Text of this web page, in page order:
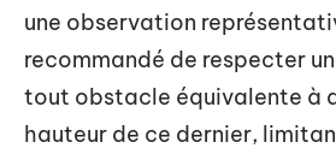
une observation
recommandé de respecter
tout obstacle équivalente à
hauteur de ce dernier,